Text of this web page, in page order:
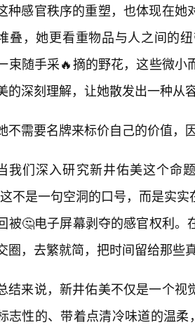
种感官秩序的重塑，也体现在她
叠，她更看重物品与人之间的
束随手采🔥摘的野花，这些微
的深刻理解，让她散发出一种从
不需要名牌来标价自己的价值，
我们深入研究新井佑美这个命
不是一句空洞的口号，而是实
被🤔电子屏幕剥夺的感官权利
圈，去繁就简，把时间留给那些
结来说，新井佑美不仅是一个
志性的、带着点清冷味道的温